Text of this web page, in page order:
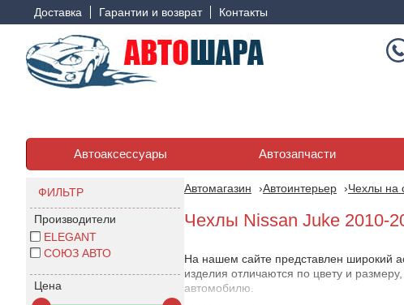
Доставка Гарантии и возврат Контакты
Автоаксессуары Автозапчасти
ФИЛЬТР
Производители
ELEGANT
СОЮЗ АВТО
Цена
Автомагазин Автоинтерьер Чехлы на
Чехлы Nissan Juke 2010-
На нашем сайте представлен широкий
изделия отличаются по цвету и
автомобилю.